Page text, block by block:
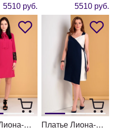
5510 руб.
5510 руб.
Платье Лиона-Стиль 708 фуксия Платье Лиона-Стиль 703 синий с молочным